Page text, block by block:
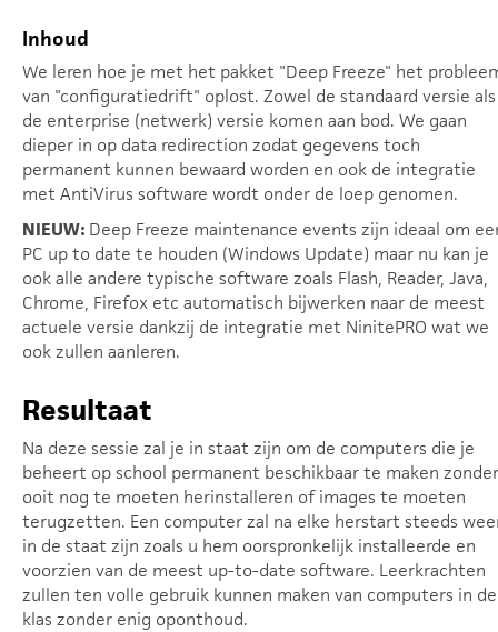
Inhoud
We leren hoe je met het pakket "Deep Freeze" het
van "configuratiedrift" oplost. Zowel de standaard versie als
de enterprise (netwerk) versie komen aan bod. We gaan
dieper in op data redirection zodat gegevens toch
permanent kunnen bewaard worden en ook de integratie
met AntiVirus software wordt onder de loep genomen.
NIEUW: Deep Freeze maintenance events zijn ideaal om
PC up to date te houden (Windows Update) maar nu kan je
ook alle andere typische software zoals Flash, Reader, Java,
Chrome, Firefox etc automatisch bijwerken naar de meest
actuele versie dankzij de integratie met NinitePRO wat we
ook zullen aanleren.
Resultaat
Na deze sessie zal je in staat zijn om de computers die je
beheert op school permanent beschikbaar te maken zonder
ooit nog te moeten herinstalleren of images te moeten
terugzetten. Een computer zal na elke herstart steeds
in de staat zijn zoals u hem oorspronkelijk installeerde en
voorzien van de meest up-to-date software. Leerkrachten
zullen ten volle gebruik kunnen maken van computers in de
klas zonder enig oponthoud.